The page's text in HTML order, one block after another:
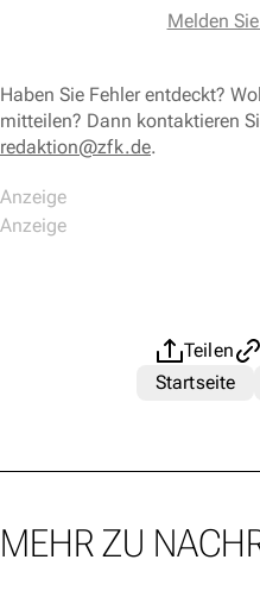
Melden
Haben Sie Fehler entdeckt?
mitteilen? Dann kontaktieren
redaktion@zfk.de.
Teilen
Startseite
MEHR ZU